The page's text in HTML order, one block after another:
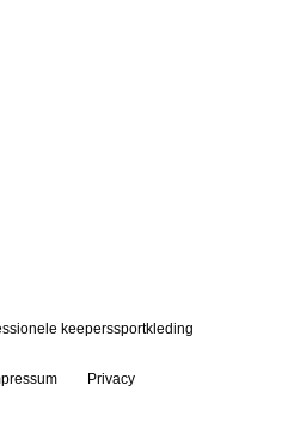
keeperssportkleding
Privacy